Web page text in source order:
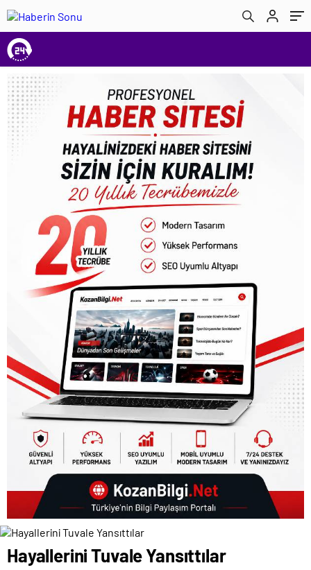
Hayallerini Tuvale Yansıttılar